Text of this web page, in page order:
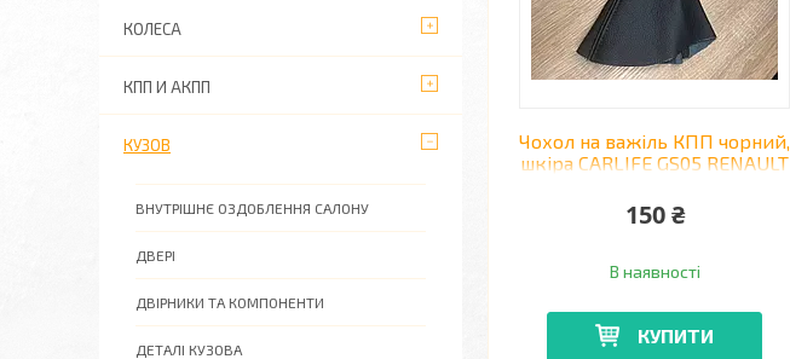
Чохол на важіль КПП чорний,
шкіра CARLIFE GS05 RENAULT
150 ₴
В наявності
КУПИТИ
КОЛЕСА
КПП И АКПП
КУЗОВ
ВНУТРІШНЄ ОЗДОБЛЕННЯ САЛОНУ
ДВЕРІ
ДВІРНИКИ ТА КОМПОНЕНТИ
ДЕТАЛІ КУЗОВА